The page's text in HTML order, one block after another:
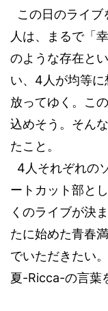
この日のライ
人は、まるで「
のような存在と
い、 4 人が均等
放ってゆく。こ
込めそう。そん
たこと。
4 人それぞれの
ートカット部と
くのライブが決
たに始めた青春
でいただきたい
夏 -Ricca-の言葉